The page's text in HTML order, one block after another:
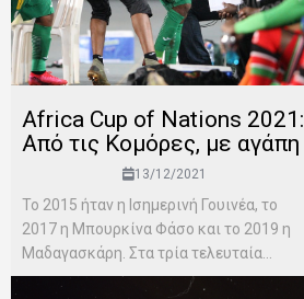
Africa Cup of Nations 2021:
Από τις Κομόρες, με αγάπη
13/12/2021
To 2015 ήταν η Ισημερινή Γουινέα, το
2017 η Μπουρκίνα Φάσο και το 2019 η
Μαδαγασκάρη. Στα τρία τελευταία...